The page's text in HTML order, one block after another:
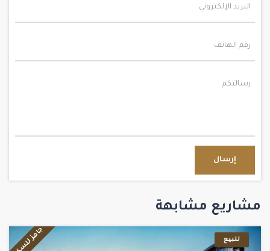
إرسال
مشاريع مشابهة
للبيع جاهز للسكن